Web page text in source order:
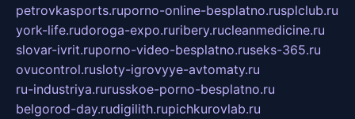
petrovkasports.ruporno-online-besplatno.rusplclub.ru
york-life.rudoroga-expo.ruribery.rucleanmedicine.ru
slovar-ivrit.ruporno-video-besplatno.ruseks-365.ru
ovucontrol.rusloty-igrovyye-avtomaty.ru
ru-industriya.rurusskoe-porno-besplatno.ru
belgorod-day.rudigilith.rupichkurovlab.ru